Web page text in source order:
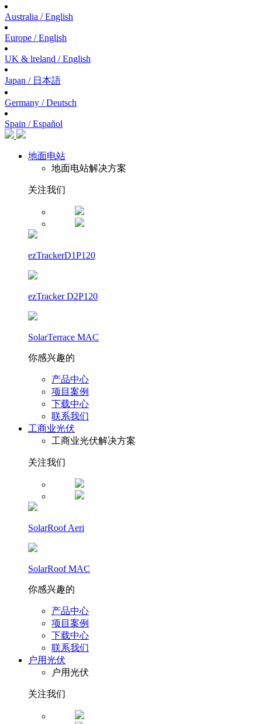
Australia / English
Europe / English
UK & lreland / English
Japan / 日本語
Germany / Deutsch
Spain / Español
地面电站
地面电站解决方案
关注我们
ezTrackerD1P120
ezTracker D2P120
SolarTerrace MAC
你感兴趣的
产品中心
项目案例
下载中心
联系我们
工商业光伏
工商业光伏解决方案
关注我们
SolarRoof Aeri
SolarRoof MAC
你感兴趣的
产品中心
项目案例
下载中心
联系我们
户用光伏
户用光伏
关注我们